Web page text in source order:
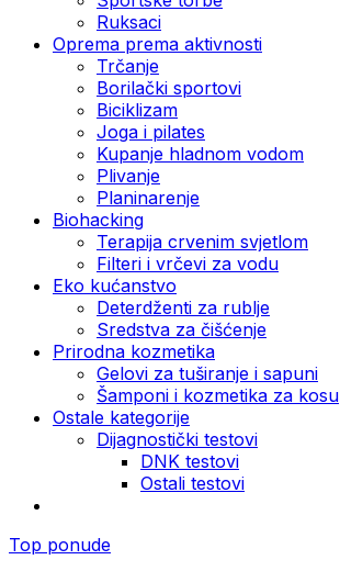
Ruksaci
Oprema prema aktivnosti
Trčanje
Borilački sportovi
Biciklizam
Joga i pilates
Kupanje hladnom vodom
Plivanje
Planinarenje
Biohacking
Terapija crvenim svjetlom
Filteri i vrčevi za vodu
Eko kućanstvo
Deterdženti za rublje
Sredstva za čišćenje
Prirodna kozmetika
Gelovi za tuširanje i sapuni
Šamponi i kozmetika za kosu
Ostale kategorije
Dijagnostički testovi
DNK testovi
Ostali testovi
Top ponude